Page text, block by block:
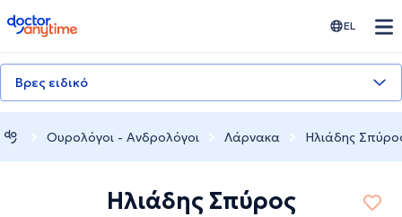
doctoranytime EL
Βρες ειδικό
Ουρολόγοι - Ανδρολόγοι Λάρνακα Ηλιάδης
Ηλιάδης Σπύρος